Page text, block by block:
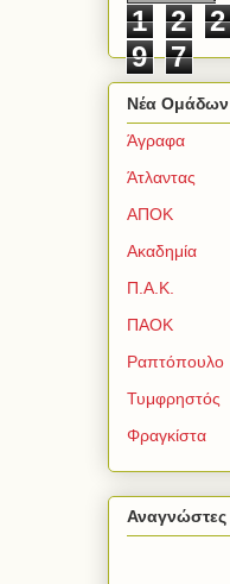
1 2 2
9
7
Νέα Ομάδων
Άγραφα
Άτλαντας
ΑΠΟΚ
Ακαδημία
Π.Α.Κ.
ΠΑΟΚ
Ραπτόπουλο
Τυμφρηστός
Φραγκίστα
Αναγνώστες